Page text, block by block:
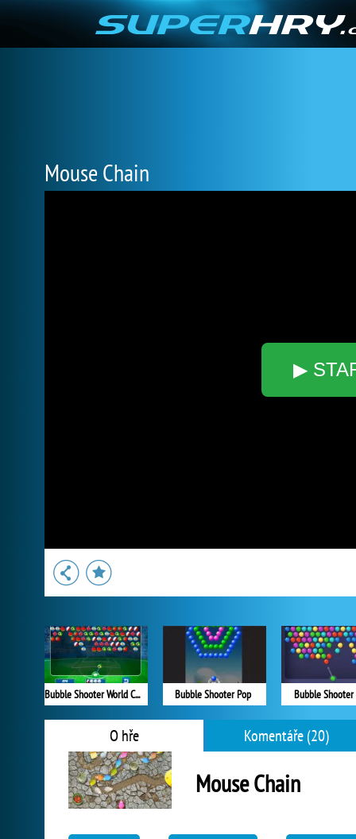
Mouse Chain
▶
Bubble Shooter World Cup Bubble Shooter Pop Bubble Shooter
O hře Komentáře (20)
Mouse Chain